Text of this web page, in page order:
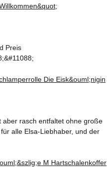
Preis
aber rasch entfaltet ohne große
alle Elsa-Liebhaber, und der